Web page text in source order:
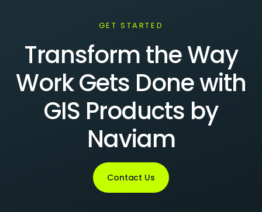
GET STARTED
Transform the Way
Work Gets Done with
GIS Products by
Naviam
Contact Us